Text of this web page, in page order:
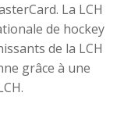
La LCH
de hockey
de la LCH
grâce à une